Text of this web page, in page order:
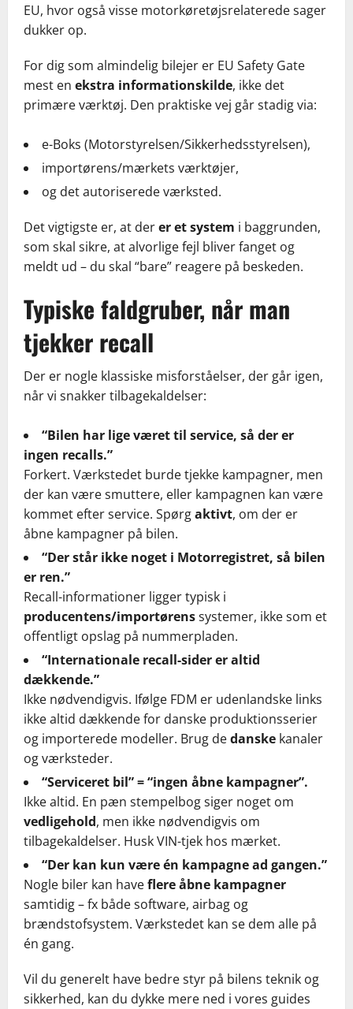
EU, hvor også visse motorkøretøjsrelaterede sager
dukker op.
For dig som almindelig bilejer er EU Safety Gate
mest en ekstra informationskilde, ikke det
primære værktøj. Den praktiske vej går stadig via:
e-Boks (Motorstyrelsen/Sikkerhedsstyrelsen),
importørens/mærkets værktøjer,
og det autoriserede værksted.
Det vigtigste er, at derer et system i baggrunden,
som skal sikre, at alvorlige fejl bliver fanget og
meldt ud – du skal “bare” reagere på beskeden.
Typiske faldgruber, når man
tjekker recall
Der er nogle klassiske misforståelser, der går igen,
når vi snakker tilbagekaldelser:
“Bilen har lige været til service, så der er
ingen recalls.”
Forkert. Værkstedet burde tjekke kampagner, men
der kan være smuttere, eller kampagnen kan være
kommet efter service. Spørgaktivt, om der er
åbne kampagner på bilen.
“Der står ikke noget i Motorregistret, så bilen
er ren.”
Recall-informationer ligger typisk i
producentens/importørenssystemer, ikke som et
offentligt opslag på nummerpladen.
“Internationale recall-sider er altid
dækkende.”
Ikke nødvendigvis. Ifølge FDM er udenlandske links
ikke altid dækkende for danske produktionsserier
og importerede modeller. Brug dedanske kanaler
og værksteder.
“Serviceret bil” = “ingen åbne kampagner”.
Ikke altid. En pæn stempelbog siger noget om
vedligehold, men ikke nødvendigvis om
tilbagekaldelser. Husk VIN-tjek hos mærket.
“Der kan kun være én kampagne ad gangen.”
Nogle biler kan haveflere åbne kampagner
samtidig – fx både software, airbag og
brændstofsystem. Værkstedet kan se dem alle på
én gang.
Vil du generelt have bedre styr på bilens teknik og
sikkerhed, kan du dykke mere ned i vores guides